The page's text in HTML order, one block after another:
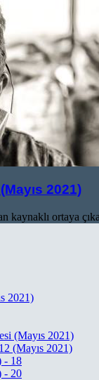
2021)
kaynaklı ortaya
2021)
(Mayıs 2021)
(Mayıs 2021)
- 18
- 20